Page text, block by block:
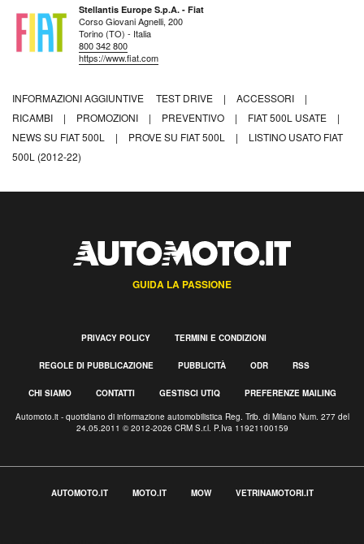
Stellantis Europe S.p.A. - Fiat
Corso Giovani Agnelli, 200
Torino (TO) - Italia
800 342 800
https://www.fiat.com
INFORMAZIONI AGGIUNTIVE TEST DRIVE | ACCESSORI
|
RICAMBI
| PROMOZIONI | PREVENTIVO | FIAT 500L USATE
|
NEWS SU FIAT 500L
| PROVE SU FIAT 500L |
LISTINO USATO FIAT
500L (2012-22)
GUIDA LA PASSIONE
PRIVACY POLICY TERMINI E CONDIZIONI
REGOLE DI PUBBLICAZIONE PUBBLICITÀ ODR RSS
CHI SIAMO CONTATTI GESTISCI UTIQ PREFERENZE MAILING
Automoto.it - quotidiano di informazione automobilistica Reg. Trib. di Milano Num. 277 del
24.05.2011 © 2012-2026 CRM S.r.l. P.Iva 11921100159
AUTOMOTO.IT MOTO.IT MOW VETRINAMOTORI.IT